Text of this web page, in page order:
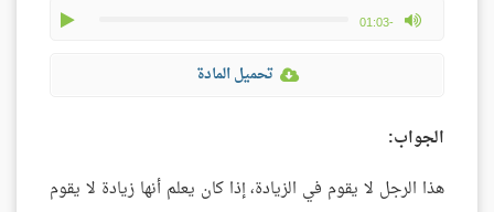
-01:03
max volume
تحميل المادة
الجواب:
هذا الرجل لا يقوم في الزيادة، إذا كان يعلم أنها زيادة لا يقوم